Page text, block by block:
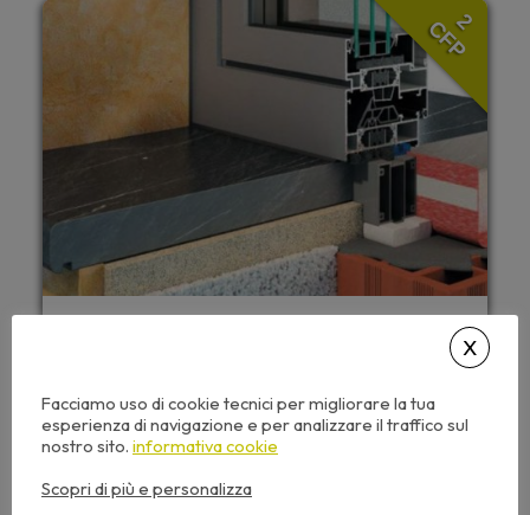
2
CFP
NON PRENOTABILE
Questo seminario include:
Facciamo uso di cookie tecnici per migliorare la tua
esperienza di navigazione e per analizzare il traffico sul
nostro sito. informativa cookie
Scopri di più e personalizza